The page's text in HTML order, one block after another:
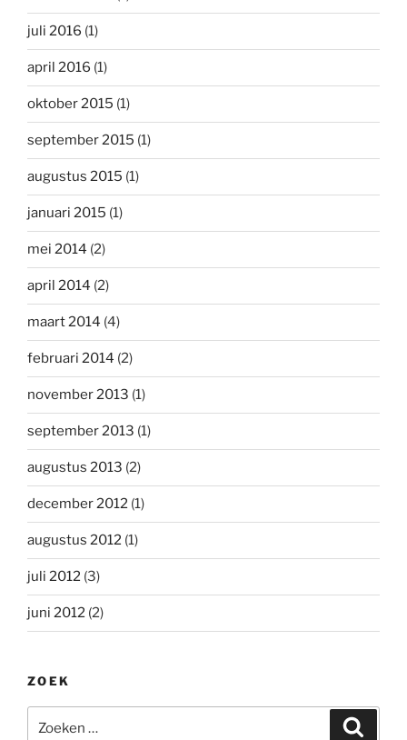
juli 2016 (1)
april 2016 (1)
oktober 2015 (1)
september 2015 (1)
augustus 2015 (1)
januari 2015 (1)
mei 2014 (2)
april 2014 (2)
maart 2014 (4)
februari 2014 (2)
november 2013 (1)
september 2013 (1)
augustus 2013 (2)
december 2012 (1)
augustus 2012 (1)
juli 2012 (3)
juni 2012 (2)
ZOEK